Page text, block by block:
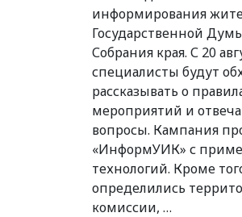
информирования
Государственной
Собрания края. С 20
специалисты будут
рассказывать о
мероприятий и
вопросы. Кампания
«ИнформУИК» с
технологий. Кроме
определились
комиссии, …